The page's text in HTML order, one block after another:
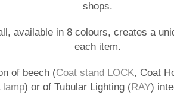
shops.
available in 8 colours, creates a
each item.
of beech (Coat stand LOCK, Coat
lamp) or of Tubular Lighting (RAY)